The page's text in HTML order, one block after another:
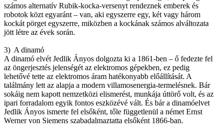
számos alternatív Rubik-kocka-versenyt rendeznek emberek és
robotok közt egyaránt – van, aki egyszerre egy, két vagy három
kockát pörget egyszerre, miközben a kockának számos alváltozata
jött létre az évek során.
3) A dinamó
A dinamó elvét Jedlik Ányos dolgozta ki a 1861-ben – ő fedezte fel
az öngerjesztés jelenségét az elektromos gépekben, ez pedig
lehetővé tette az elektromos áram hatékonyabb előállítását. A
találmány lett az alapja a modern villamosenergia-termelésnek. Bár
sokáig nem kapott nemzetközi elismerést, munkája úttörő volt, és az
ipari forradalom egyik fontos eszközévé vált. És bár a dinamóelvet
Jedlik Ányos ismerte fel elsőként, tőle függetlenül a német Ernst
Werner von Siemens szabadalmaztatta elsőként 1866-ban.